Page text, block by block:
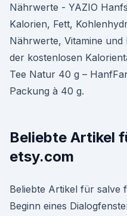
Nährwerte - YAZIO
Kalorien, Fett,
Nährwerte, Vitamine
der kostenlosen
Tee Natur 40 g –
Packung à 40 g.
Beliebte Artikel
etsy.com
Beliebte Artikel für salve
Beginn eines